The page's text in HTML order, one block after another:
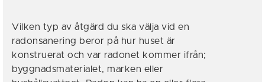
Vilken typ av åtgärd du ska välja vid en
radonsanering beror på hur huset är
konstruerat och var radonet kommer ifrån;
byggnadsmaterialet, marken eller